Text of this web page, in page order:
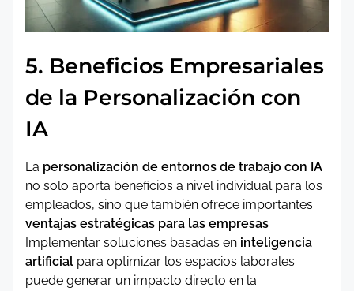
5. Beneficios Empresariales
de la Personalización con
IA
La personalización de entornos de trabajo con IA
no solo aporta beneficios a nivel individual para los
empleados, sino que también ofrece importantes
ventajas estratégicas para las empresas .
Implementar soluciones basadas en inteligencia
artificial para optimizar los espacios laborales
puede generar un impacto directo en la